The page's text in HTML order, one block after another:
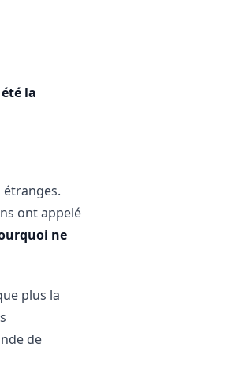
la
ont appelé
ne
plus la
de